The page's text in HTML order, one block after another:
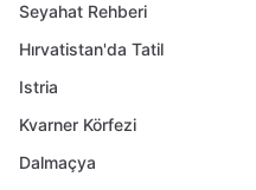
Seyahat Rehberi
Hırvatistan'da Tatil
Istria
Kvarner Körfezi
Dalmaçya